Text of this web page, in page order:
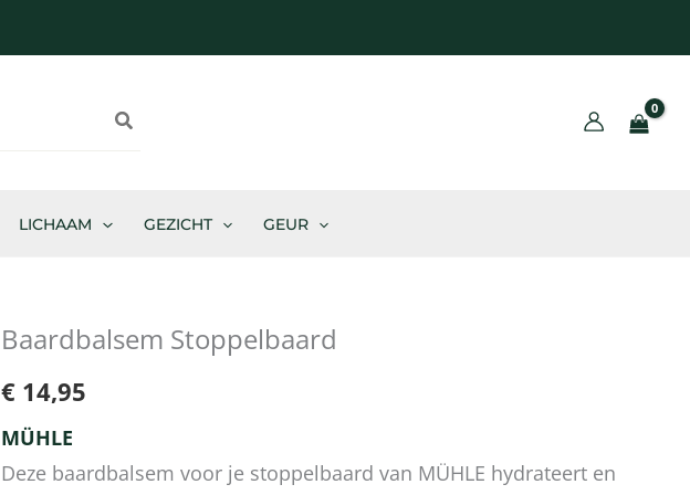
LICHAAM GEZICHT GEUR
Baardbalsem Stoppelbaard
€ 14,95
MÜHLE
Deze baardbalsem voor je stoppelbaard van MÜHLE hydrateert en
Baardbalsem
aantal